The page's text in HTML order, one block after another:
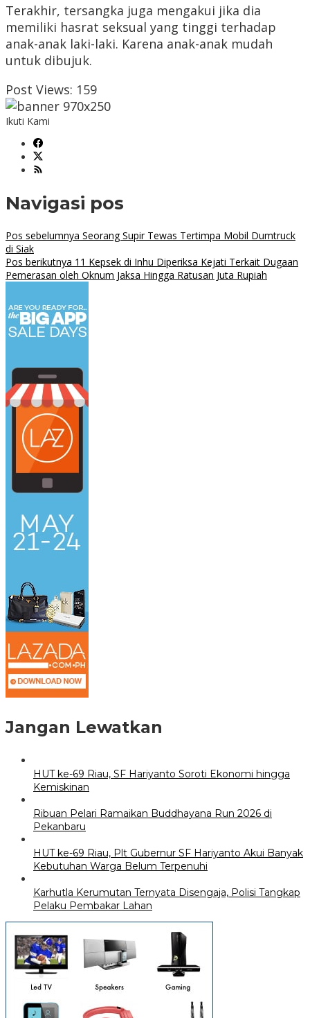
Terakhir, tersangka juga mengakui jika dia
memiliki hasrat seksual yang tinggi terhadap
anak-anak laki-laki. Karena anak-anak mudah
untuk dibujuk.
Post Views: 159
Ikuti Kami
Navigasi pos
Pos sebelumnya Seorang Supir Tewas Tertimpa Mobil Dumtruck
di Siak
Pos berikutnya 11 Kepsek di Inhu Diperiksa Kejati Terkait Dugaan
Pemerasan oleh Oknum Jaksa Hingga Ratusan Juta Rupiah
Jangan Lewatkan
HUT ke-69 Riau, SF Hariyanto Soroti Ekonomi hingga
Kemiskinan
Ribuan Pelari Ramaikan Buddhayana Run 2026 di
Pekanbaru
HUT ke-69 Riau, Plt Gubernur SF Hariyanto Akui Banyak
Kebutuhan Warga Belum Terpenuhi
Karhutla Kerumutan Ternyata Disengaja, Polisi Tangkap
Pelaku Pembakar Lahan